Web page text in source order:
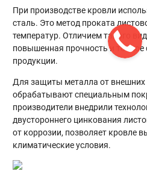
При производстве кровли
сталь. Это метод проката
температур. Отличием такого
повышенная прочность и точное
продукции.
Для защиты металла от внешних
обрабатывают специальным
производители внедрили
двустороннего цинкования
от коррозии, позволяет кровле
климатические условия.